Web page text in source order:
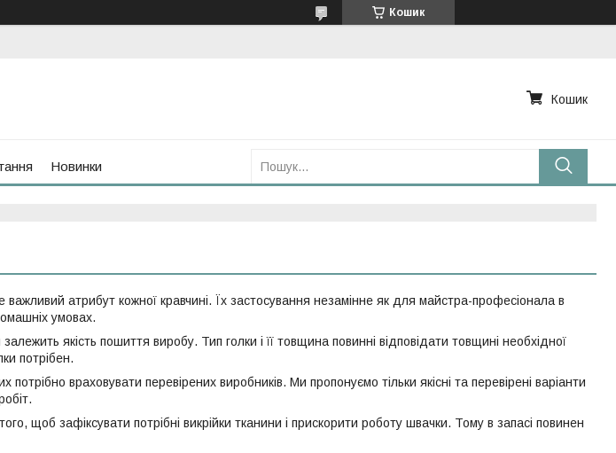
Кошик
Кошик
Новинки
важливий атрибут кожної кравчині. Їх застосування незамінне як для майстра-професіонала в
умовах.
якість пошиття виробу. Тип голки і її товщина повинні відповідати товщині необхідної
потрібен.
враховувати перевірених виробників. Ми пропонуємо тільки якісні та перевірені варіанти
щоб зафіксувати потрібні викрійки тканини і прискорити роботу швачки. Тому в запасі повинен